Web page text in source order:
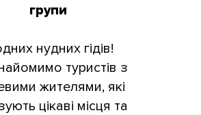
групи
нудних гідів!
туристів з
жителями, які
цікаві місця та